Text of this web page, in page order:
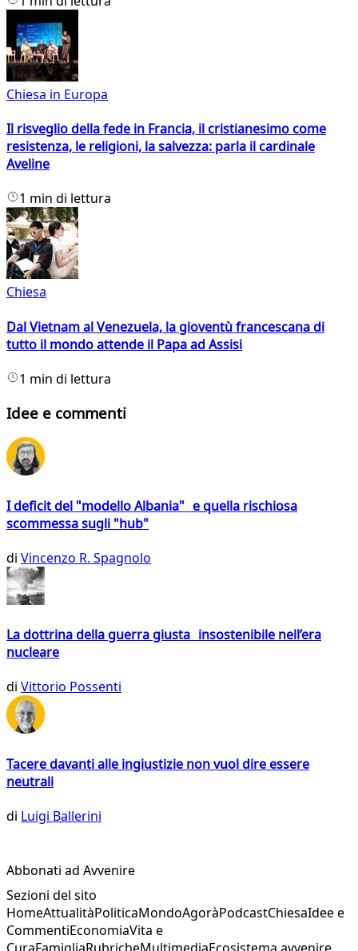
Chiesa in Europa
Il risveglio della fede in Francia, il cristianesimo come
resistenza, le religioni, la salvezza: parla il cardinale
Aveline
1 min di lettura
Chiesa
Dal Vietnam al Venezuela, la gioventù francescana di
tutto il mondo attende il Papa ad Assisi
1 min di lettura
Idee e commenti
I deficit del "modello Albania" e quella rischiosa
scommessa sugli "hub"
di Vincenzo R. Spagnolo
La dottrina della guerra giusta insostenibile nell’era
nucleare
di Vittorio Possenti
Tacere davanti alle ingiustizie non vuol dire essere
neutrali
di Luigi Ballerini
Abbonati ad Avvenire
Sezioni del sito
HomeAttualitàPoliticaMondoAgoràPodcastChiesaIdee e
CommentiEconomiaVita e